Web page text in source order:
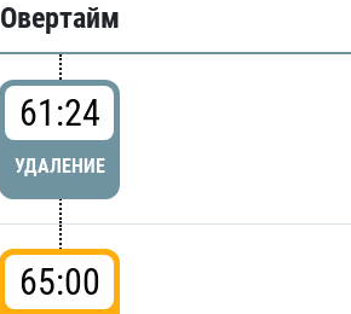
Овертайм
61:24
УДАЛЕНИЕ
65:00